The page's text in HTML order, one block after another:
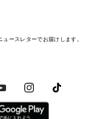
他
ー
グ
ム
ケース
ー
ースレターでお届けします。